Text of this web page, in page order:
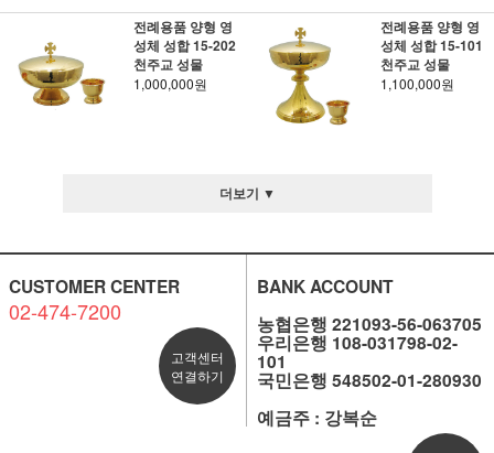
전례용품 양형 영
성체 성합 15-202
천주교 성물
1,000,000원
전례용품 양형 영
성체 성합 15-101
천주교 성물
1,100,000원
더보기 ▼
CUSTOMER CENTER
02-474-7200
고객센터
연결하기
BANK ACCOUNT
농협은행 221093-56-063705
우리은행 108-031798-02-
101
국민은행 548502-01-280930
예금주 : 강복순